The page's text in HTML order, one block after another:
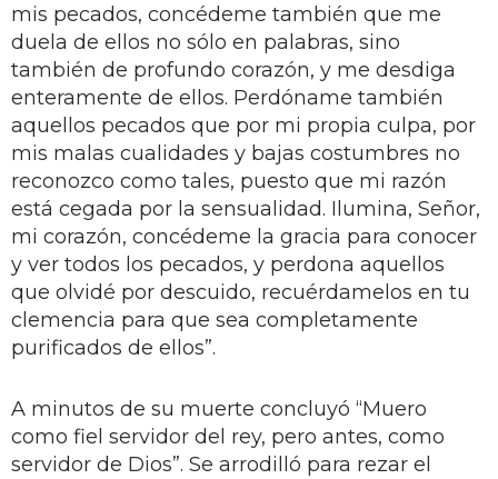
mis pecados, concédeme también que me
duela de ellos no sólo en palabras, sino
también de profundo corazón, y me desdiga
enteramente de ellos. Perdóname también
aquellos pecados que por mi propia culpa, por
mis malas cualidades y bajas costumbres no
reconozco como tales, puesto que mi razón
está cegada por la sensualidad. Ilumina, Señor,
mi corazón, concédeme la gracia para conocer
y ver todos los pecados, y perdona aquellos
que olvidé por descuido, recuérdamelos en tu
clemencia para que sea completamente
purificados de ellos”.
A minutos de su muerte concluyó “Muero
como fiel servidor del rey, pero antes, como
servidor de Dios”. Se arrodilló para rezar el